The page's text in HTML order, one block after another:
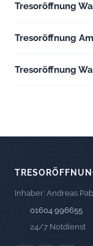
Tresoröffnung
Tresoröffnung
Tresoröffnung
Inhaber: Andreas
01604 996655
24/7 Notdienst